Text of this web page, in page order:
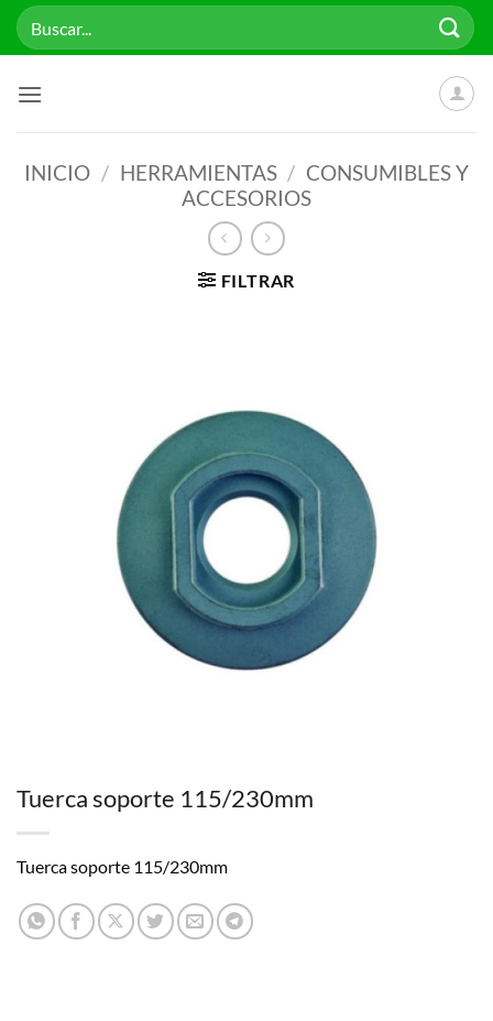
Saltar
Buscar
por:
INICIO / HERRAMIENTAS / CONSUMIBLES Y
ACCESORIOS
FILTRAR
Tuerca soporte 115/230mm
Tuerca soporte 115/230mm